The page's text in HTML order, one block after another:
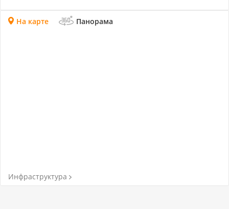
Обращайтесь, будем рады ответить на все ваши
вопросы!
На карте Панорама
Инфраструктура